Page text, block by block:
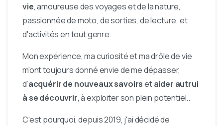
vie, amoureuse des voyages et de la nature,
passionnée de moto, de sorties, de lecture, et
d'activités en tout genre.
Mon expérience, ma curiosité et ma drôle de vie
m'ont toujours donné envie de me dépasser,
d’acquérir de nouveaux savoirsetaider autrui
à se découvrir, à exploiter son plein potentiel..
C'est pourquoi, depuis 2019, j'ai décidé de